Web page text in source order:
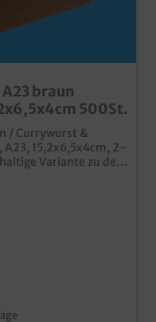
braun
500St.
/ Currywurst &
A23, 15,2x6,5x4cm, 2-
biologisch
ideal